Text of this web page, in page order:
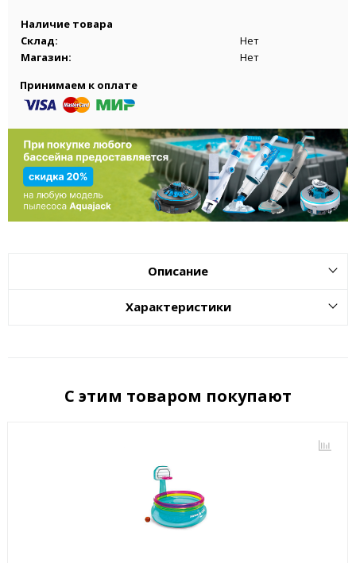
Наличие товара
Склад:
Нет
Магазин:
Нет
Принимаем к оплате
Описание
Характеристики
С этим товаром покупают